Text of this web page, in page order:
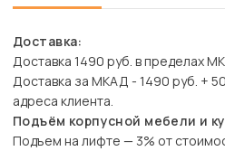
Доставка:
Доставка 1490 руб. в пределах
Доставка за МКАД - 1490 руб. +
адреса клиента.
Подъём корпусной мебели и
Подъем на лифте — 3% от